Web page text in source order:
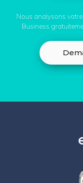
Nous analysons
Business